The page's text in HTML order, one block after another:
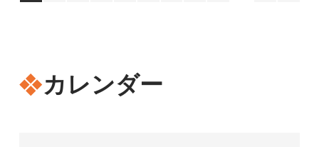
カレンダー